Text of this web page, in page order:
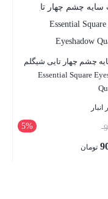
چشم چهار تایی شیگلم
Essential Square
5%
قیمت
اصلی:
تومان